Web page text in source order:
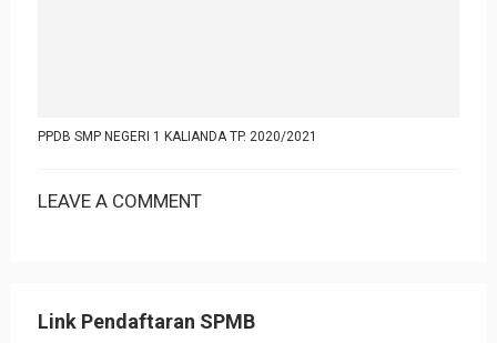
PPDB SMP NEGERI 1 KALIANDA TP. 2020/2021
LEAVE A COMMENT
Link Pendaftaran SPMB